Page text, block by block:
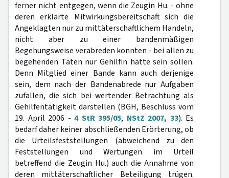
ferner nicht entgegen, wenn die Zeugin Hu. - ohne
deren erklärte Mitwirkungsbereitschaft sich die
Angeklagten nur zu mittäterschaftlichem Handeln,
nicht aber zu einer bandenmäßigen
Begehungsweise verabreden konnten - bei allen zu
begehenden Taten nur Gehilfin hätte sein sollen.
Denn Mitglied einer Bande kann auch derjenige
sein, dem nach der Bandenabrede nur Aufgaben
zufallen, die sich bei wertender Betrachtung als
Gehilfentätigkeit darstellen (BGH, Beschluss vom
19. April 2006 - 4 StR 395/05, NStZ 2007, 33). Es
bedarf daher keiner abschließenden Erörterung, ob
die Urteilsfeststellungen (abweichend zu den
Feststellungen und Wertungen im Urteil
betreffend die Zeugin Hu.) auch die Annahme von
deren mittäterschaftlicher Beteiligung trügen.